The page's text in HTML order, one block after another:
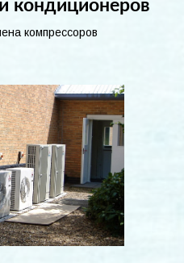
кондиционеров
компрессоров